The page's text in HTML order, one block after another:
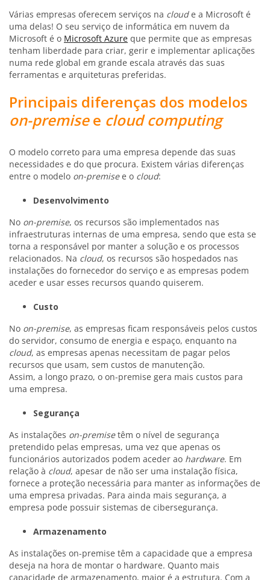
Várias empresas oferecem serviços na cloude a Microsoft é
uma delas! O seu serviço de informática em nuvem da
Microsoft é o Microsoft Azure que permite que as empresas
tenham liberdade para criar, gerir e implementar aplicações
numa rede global em grande escala através das suas
ferramentas e arquiteturas preferidas.
Principais diferenças dos modelos
on-premisee cloud computing
O modelo correto para uma empresa depende das suas
necessidades e do que procura. Existem várias diferenças
entre o modelo on-premisee o cloud:
Desenvolvimento
No on-premise, os recursos são implementados nas
infraestruturas internas de uma empresa, sendo que esta se
torna a responsável por manter a solução e os processos
relacionados. Na cloud, os recursos são hospedados nas
instalações do fornecedor do serviço e as empresas podem
aceder e usar esses recursos quando quiserem.
Custo
No on-premise, as empresas ficam responsáveis pelos custos
do servidor, consumo de energia e espaço, enquanto na
cloud, as empresas apenas necessitam de pagar pelos
recursos que usam, sem custos de manutenção.
Assim, a longo prazo, o on-premise gera mais custos para
uma empresa.
Segurança
As instalações on-premisetêm o nível de segurança
pretendido pelas empresas, uma vez que apenas os
funcionários autorizados podem aceder ao hardware. Em
relação à cloud, apesar de não ser uma instalação física,
fornece a proteção necessária para manter as informações de
uma empresa privadas. Para ainda mais segurança, a
empresa pode possuir sistemas de cibersegurança.
Armazenamento
As instalações on-premise têm a capacidade que a empresa
deseja na hora de montar o hardware. Quanto mais
capacidade de armazenamento, maior é a estrutura. Com a